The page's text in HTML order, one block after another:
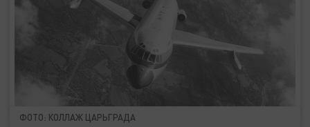
ФОТО: КОЛЛАЖ ЦАРЬГРАДА